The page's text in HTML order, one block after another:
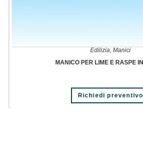
Edilizia, Manici
MANICO PER LIME E RASPE
Richiedi preventivo